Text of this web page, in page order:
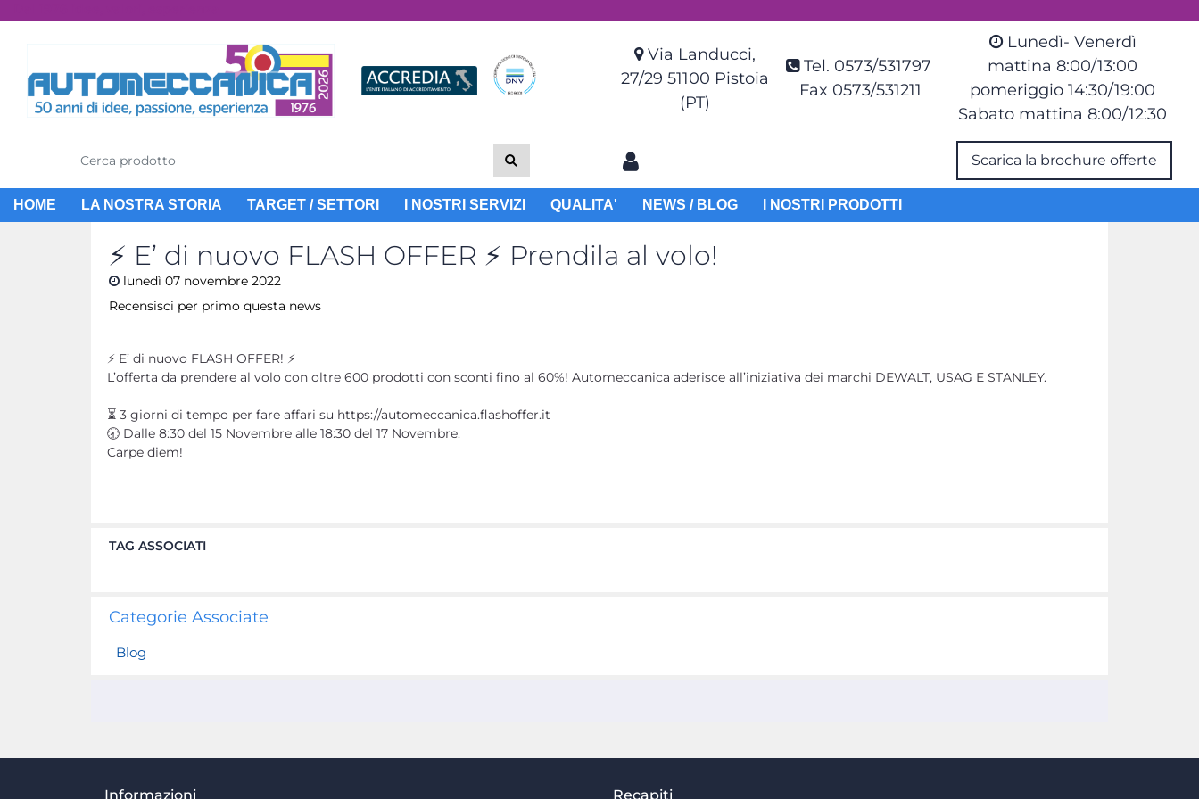
Via Landucci,
27/29 51100 Pistoia
(PT)
Tel. 0573/531797
Fax 0573/531211
Lunedì- Venerdì
mattina 8:00/13:00
pomeriggio 14:30/19:00
Sabato mattina 8:00/12:30
Scarica la brochure offerte
HOME LA NOSTRA STORIA TARGET / SETTORI I NOSTRI SERVIZI QUALITA' NEWS / BLOG I NOSTRI PRODOTTI
⚡ E’ di nuovo FLASH OFFER ⚡ Prendila al volo!
lunedì 07 novembre 2022
Recensisci per primo questa news
⚡ E’ di nuovo FLASH OFFER! ⚡
L’offerta da prendere al volo con oltre 600 prodotti con sconti fino al 60%! Automeccanica aderisce all’iniziativa dei marchi DEWALT, USAG E STANLEY.
⏳ 3 giorni di tempo per fare affari su https://automeccanica.flashoffer.it
🕣 Dalle 8:30 del 15 Novembre alle 18:30 del 17 Novembre.
Carpe diem!
TAG ASSOCIATI
Categorie Associate
Blog
Informazioni Recapiti